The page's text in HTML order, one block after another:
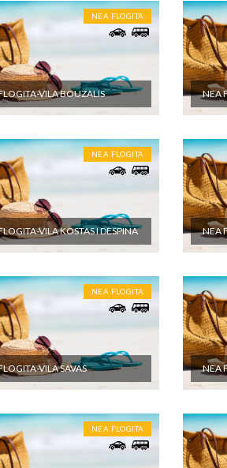
NIJE UKLJUČENO
aranžmana ne obuhvata: - U cenu nije
jedinici po danu i plaća se na licu
osiguranje; - Korišćenje klima uređaja
putnika, kao i sve ostale usluge koje
programom putovanja, a naprave se u
NEA FLOGITA
VILA BOUZALIS NEA
NEA FLOGITA
VILA KOSTAS I DESPINA NEA
NEA FLOGITA
VILA SAVAS NEA
NEA FLOGITA